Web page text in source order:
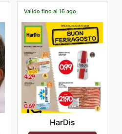
Valido fino al 16 ago
HarDis